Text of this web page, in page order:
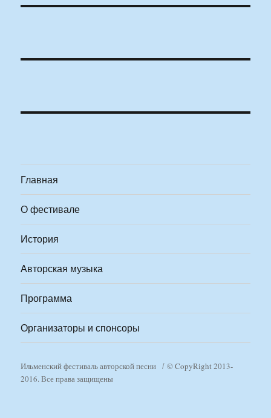
Главная
О фестивале
История
Авторская музыка
Программа
Организаторы и спонсоры
Ильменский фестиваль авторской песни
© CopyRight 2013-
2016. Все права защищены